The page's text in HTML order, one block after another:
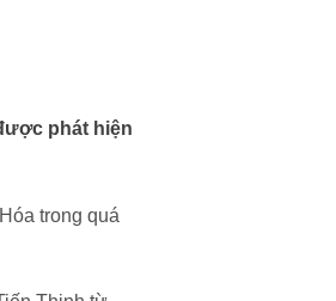
phát hiện
trong quá